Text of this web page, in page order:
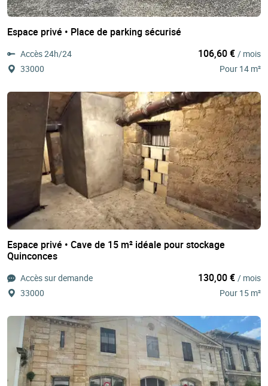
Espace privé • Place de parking sécurisé
Accès 24h/24
33000
106,60 € / mois
Pour 14 m²
Espace privé • Cave de 15 m² idéale pour stockage
Quinconces
Accès sur demande
33000
130,00 € / mois
Pour 15 m²